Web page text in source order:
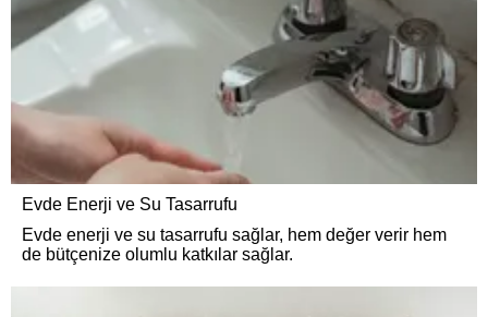
Evde Enerji ve Su Tasarrufu
Evde enerji ve su tasarrufu sağlar, hem değer verir hem
de bütçenize olumlu katkılar sağlar.